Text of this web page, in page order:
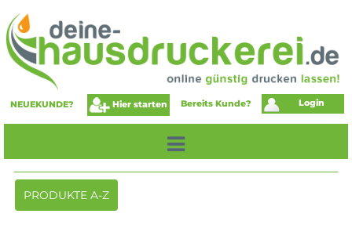
NEUEKUNDE? Hier starten Bereits Kunde? Login
Toggle
navigation
PRODUKTE A-Z